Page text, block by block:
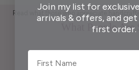
Read what those who appreciate
What People Are
Join my list for
arrivals & offers, and
first order.
First Name